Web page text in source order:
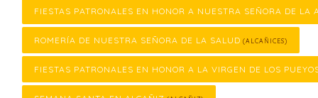
FIESTAS PATRONALES EN HONOR A NUESTRA SEÑORA DE LA
ROMERÍA DE NUESTRA SEÑORA DE LA SALUD (ALCAÑICES)
FIESTAS PATRONALES EN HONOR A LA VIRGEN DE LOS